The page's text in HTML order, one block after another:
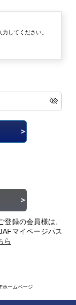
してください。
録の会員様は、
マイページパス
ら
ホームページ